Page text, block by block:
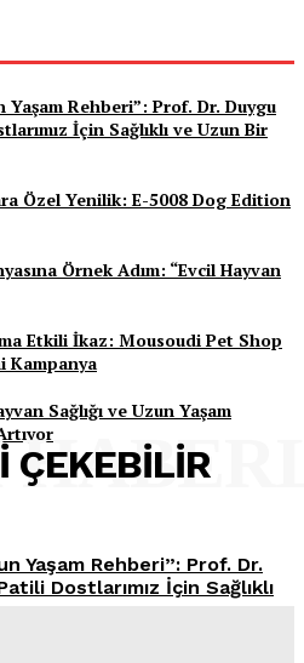
Yaşam Rehberi”: Prof. Dr. Duygu
İçin Sağlıklı ve Uzun Bir
Özel Yenilik: E-5008 Dog Edition
Örnek Adım: “Evcil Hayvan
Etkili İkaz: Mousoudi Pet Shop
Kampanya
Sağlığı ve Uzun Yaşam
ÇEKEBILIR
Yaşam Rehberi”: Prof. Dr.
Dostlarımız İçin Sağlıklı